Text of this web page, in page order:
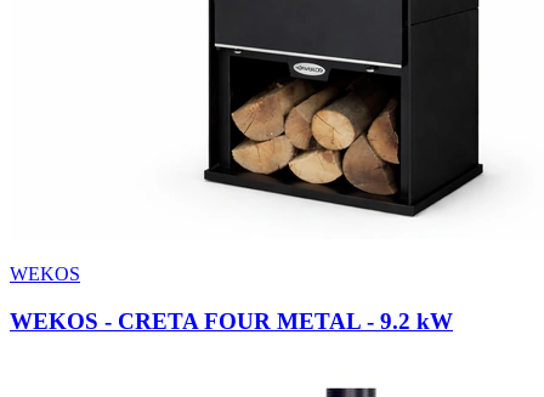
WEKOS
WEKOS - CRETA FOUR METAL - 9.2 kW